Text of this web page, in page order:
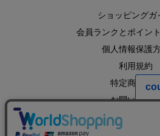
ショッピングガ
会員ランクとポイン
個人情報保護
利用規約
特定商取引
お問い合わ
企業情報